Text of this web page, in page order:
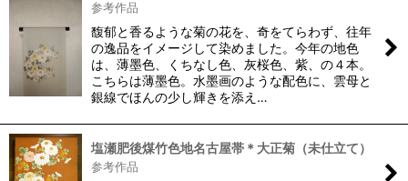
参考作品
馥郁と香るような菊の花を、奇をてらわず、往年
の逸品をイメージして染めました。今年の地色
は、薄墨色、くちなし色、灰桜色、紫、の４本。
こちらは薄墨色。水墨画のような配色に、雲母と
銀線でほんの少し輝きを添え…
塩瀬肥後煤竹色地名古屋帯＊大正菊（未仕立て）
参考作品